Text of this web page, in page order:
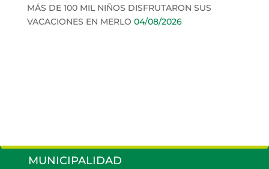
MÁS DE 100 MIL NIÑOS DISFRUTARON SUS
VACACIONES EN MERLO 04/08/2026
MUNICIPALIDAD